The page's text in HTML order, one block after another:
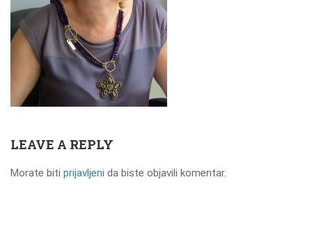
LEAVE A REPLY
Morate biti prijavljeni da biste objavili komentar.